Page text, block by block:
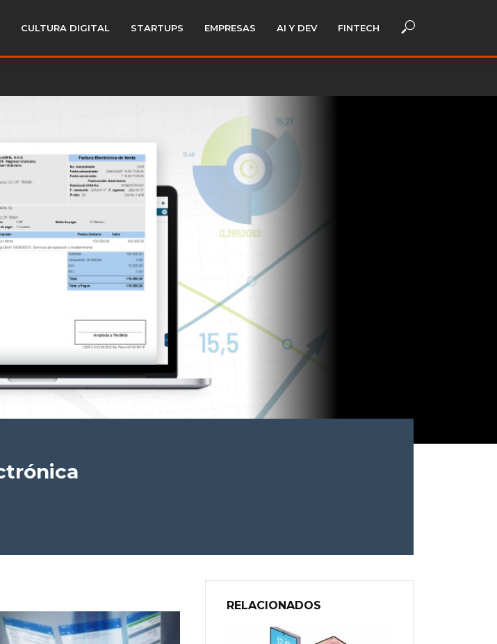
CULTURA DIGITAL STARTUPS EMPRESAS AI Y DEV FINTECH
RELACIONADOS